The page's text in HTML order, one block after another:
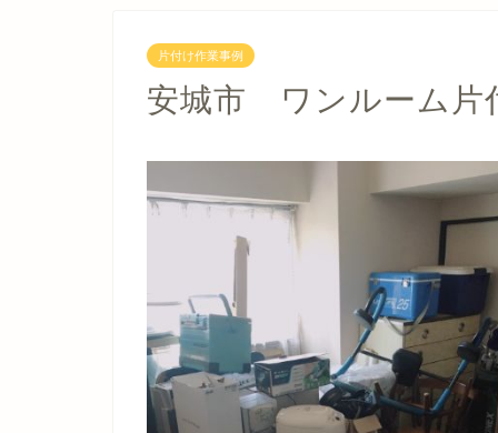
片付け作業事例
安城市 ワンルーム片